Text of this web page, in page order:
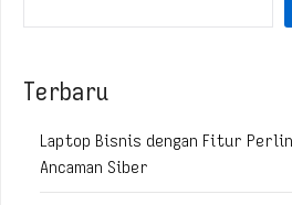
Terbaru
Laptop Bisnis dengan Fitur
Ancaman Siber